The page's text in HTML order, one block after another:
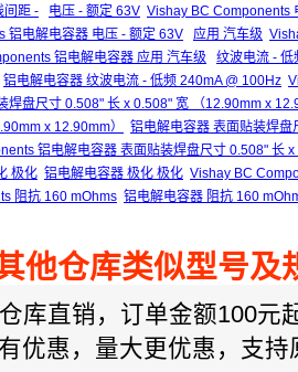
间距 - 电压 - 额定 63V Vishay BC Components
铝电解电容器 电压 - 额定 63V 应用 汽车级
铝电解电容器 应用 汽车级
纹波电流 -
铝电解电容器 纹波电流 - 低频 240mA @ 100Hz
焊盘尺寸 0.508" 长 x 0.508" 宽 （12.90mm x
x 12.90mm）
铝电解电容器 表面贴装焊
铝电解电容器 表面贴装焊盘尺寸 0.508" 长
极化 铝电解电容器 极化 极化 Vishay BC
阻抗 160 mOhms 铝电解电容器 阻抗 160
他仓库类似型号及
库直销，订单金额100元
优惠，量大更优惠，支持